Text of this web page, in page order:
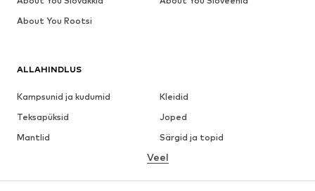
ALLAHINDLUS
Kampsunid ja kudumid
Kleidid
Teksapüksid
Joped
Mantlid
Särgid ja topid
Pesu
Seelikud
Pluusid ja tuunikad
Veel
About You Rootsi